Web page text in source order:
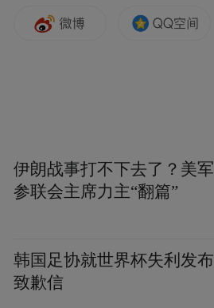
伊朗战事打不下去了？美军
参联会主席力主“翻篇”
韩国足协就世界杯失利发布
致歉信